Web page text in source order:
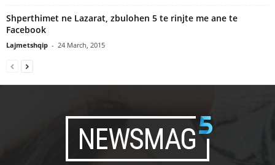
Shperthimet ne Lazarat, zbulohen 5 te rinjte me ane te
Facebook
Lajmetshqip - 24 March, 2015